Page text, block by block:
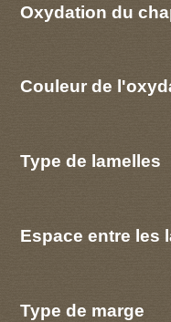
Oxydation du
Couleur de
Type de lamelles
Espace entre les
Type de marge